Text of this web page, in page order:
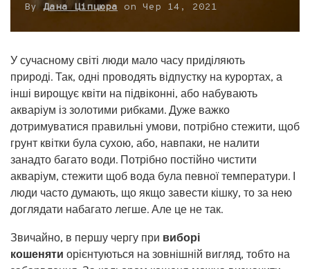
By Дана Ціпцюра on Чер 14, 2021
У сучасному світі люди мало часу приділяють
природі. Так, одні проводять відпустку на курортах, а
інші вирощує квіти на підвіконні, або набувають
акваріум із золотими рибками. Дуже важко
дотримуватися правильні умови, потрібно стежити, щоб
грунт квітки була сухою, або, навпаки, не налити
занадто багато води. Потрібно постійно чистити
акваріум, стежити щоб вода була певної температури. І
люди часто думають, що якщо завести кішку, то за нею
доглядати набагато легше. Але це не так.
Звичайно, в першу чергу при виборі
кошеняти орієнтуються на зовнішній вигляд, тобто на